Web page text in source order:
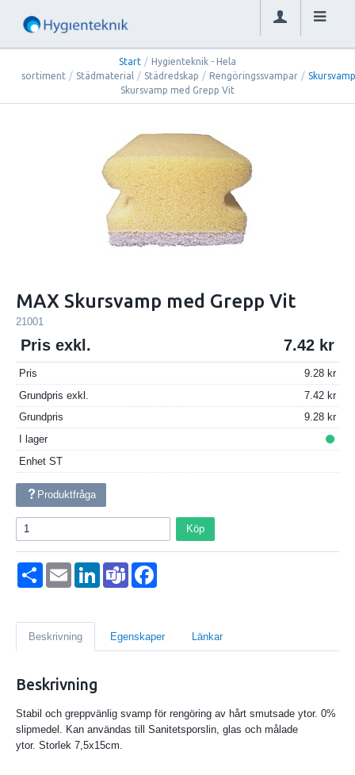
Start / Hygienteknik - Hela
sortiment / Städmaterial / Städredskap / Rengöringssvampar /
Skursvamp med Grepp Vit
MAX Skursvamp med Grepp Vit
21001
Pris exkl. 7.42
Pris
9.28
Grundpris exkl.
7.42
Grundpris
9.28
I lager
Enhet ST
Produktfråga
Köp
Dela Email LinkedInTeams
Beskrivning Egenskaper Länkar
Beskrivning
Stabil och greppvänlig svamp för rengöring av hårt smutsade ytor. 0%
slipmedel. Kan användas till Sanitetsporslin, glas och målade
ytor. Storlek 7,5x15cm.